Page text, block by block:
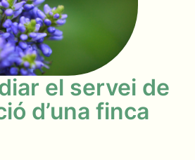
el servei de
d’una finca